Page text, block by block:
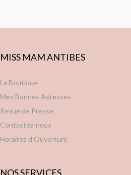
MISS MAM ANTIBES
La Boutique
Mes Bonnes Adresses
Revue de Presse
Contactez-nous
Horaires d'Ouverture
NOS SERVICES